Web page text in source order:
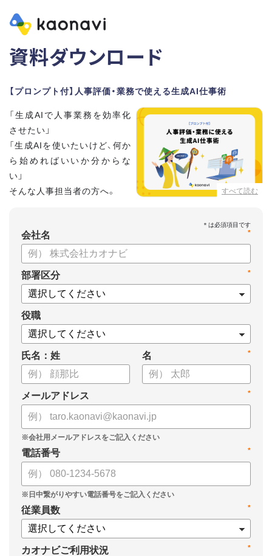
資料ダウンロード
【プロンプト付】人事評価・業務で使える生成AI仕事術
すべて読む
「生成AIで人事業務を効率化
させたい」
「生成AIを使いたいけど、何か
ら始めればいいか分からな
い」
そんな人事担当者の方へ。
本資料では、人事担当者300名の実態調査をもとに現場ですぐ
に役立つ生成AI活用術を紹介しています。
生成AI利用時のポイントや注意事項もまとめているため、これ
から始める方も安心です。評価シートフォーマットの作成や素
案の生成など、コピペで使えるプロンプトも収録！
生成AIを「壁打ち相手」や「作業アシスタント」にして、明日か
らの人事業務を効率化してみませんか？
【資料の内容】
・人事担当者に聞いた「生成AI活用に関する実態調査」
・生成AI利用における注意点やルール
・今日から使えるプロンプト集（人事評価、エンゲージメント業
務）
*
会社名
*
部署区分
役職
氏名：姓 *
名
*
メールアドレス
*
電話番号
*
従業員数
*
カオナビご利用状況